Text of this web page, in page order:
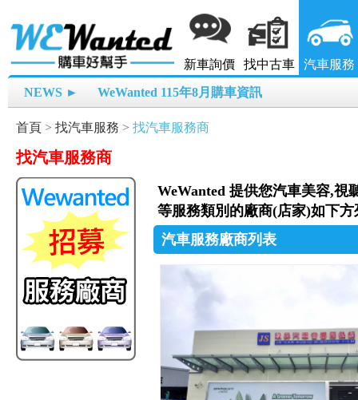
新車詢價 找中古車 汽車服務
NEWS ► WeWanted 115年8月購車資訊
首頁 > 找汽車服務 > 找汽車服務商
找汽車服務商
WeWanted 提供您汽車美容,
等服務類別的廠商(店家)如下方
汽車服務廠商列表